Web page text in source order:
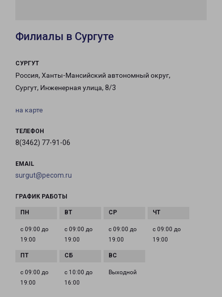
Филиалы в Сургуте
СУРГУТ
Россия, Ханты-Мансийский автономный округ,
Сургут, Инженерная улица, 8/3
на карте
ТЕЛЕФОН
8(3462) 77-91-06
EMAIL
surgut@pecom.ru
ГРАФИК РАБОТЫ
с 09:00 до
19:00
с 09:00 до
19:00
с 09:00 до
19:00
с 09:00 до
19:00
с 09:00 до
19:00
с 10:00 до
16:00
Выходной